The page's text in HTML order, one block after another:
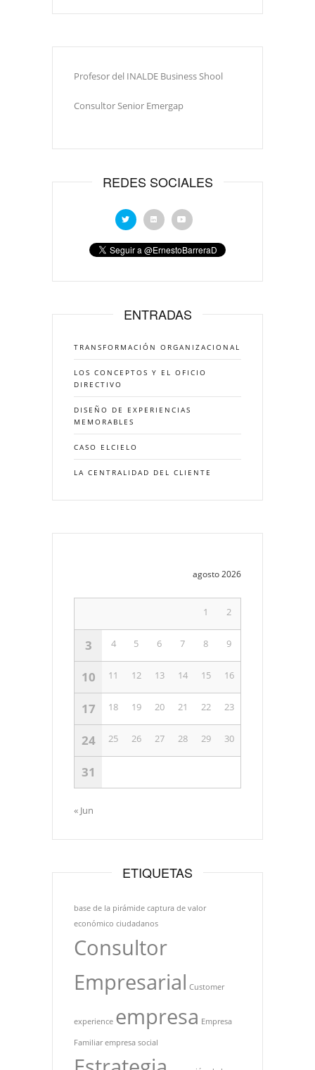
Profesor del INALDE Business Shool
Consultor Senior Emergap
REDES SOCIALES
ENTRADAS
TRANSFORMACIÓN ORGANIZACIONAL
LOS CONCEPTOS Y EL OFICIO
DIRECTIVO
DISEÑO DE EXPERIENCIAS
MEMORABLES
CASO ELCIELO
LA CENTRALIDAD DEL CLIENTE
agosto 2026
1 2
3 4 5 6 7 8 9
10 11 12 13 14 15 16
17 18 19 20 21 22 23
24 25 26 27 28 29 30
31
« Jun
ETIQUETAS
base de la pirámide captura de valor
económico ciudadanos
Consultor
Empresarial Customer
experience empresa Empresa
Familiar empresa social